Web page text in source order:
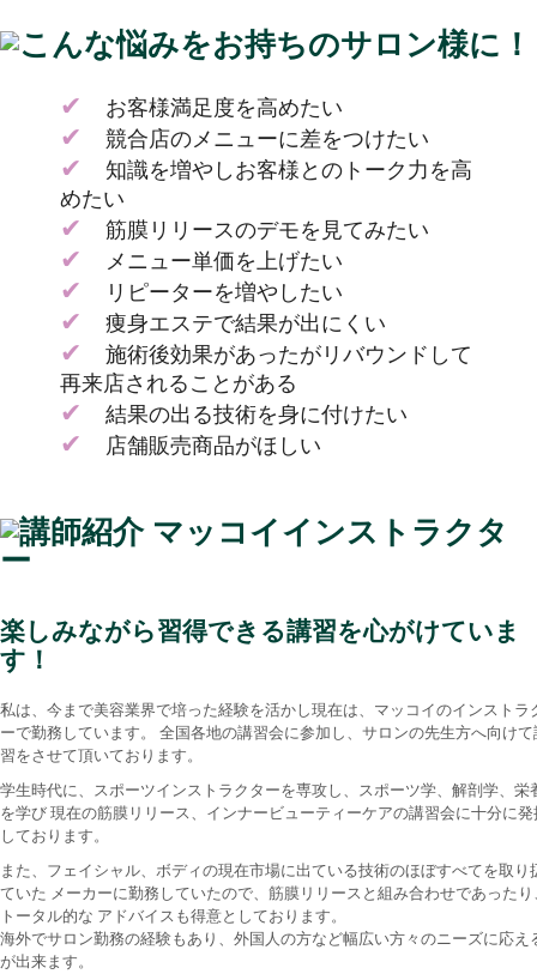
✔ お客様満足度を高めたい
✔ 競合店のメニューに差をつけたい
✔
知識を増やしお客様とのトーク力を高
めたい
✔ 筋膜リリースのデモを見てみたい
✔ メニュー単価を上げたい
✔ リピーターを増やしたい
✔ 痩身エステで結果が出にくい
✔
施術後効果があったがリバウンドして
再来店されることがある
✔ 結果の出る技術を身に付けたい
✔ 店舗販売商品がほしい
楽しみながら習得できる講習を心がけていま
す！
私は、今まで美容業界で培った経験を活かし現在は、マッコイのインストラ
ーで勤務しています。 全国各地の講習会に参加し、サロンの先生方へ向けて
習をさせて頂いております。
学生時代に、スポーツインストラクターを専攻し、スポーツ学、解剖学、栄
を学び 現在の筋膜リリース、インナービューティーケアの講習会に十分に発
しております。
また、フェイシャル、ボディの現在市場に出ている技術のほぼすべてを取り
ていた メーカーに勤務していたので、筋膜リリースと組み合わせであったり
トータル的な アドバイスも得意としております。
海外でサロン勤務の経験もあり、外国人の方など幅広い方々のニーズに応え
が出来ます。